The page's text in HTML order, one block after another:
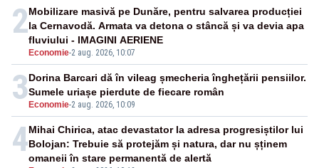
2
Economie-2 aug. 2026, 10:07
Mobilizare masivă pe Dunăre, pentru salvarea producției
la Cernavodă. Armata va detona o stâncă și va devia apa
fluviului - IMAGINI AERIENE
3 Economie-2 aug. 2026, 10:09
Dorina Barcari dă în vileag șmecheria înghețării pensiilor.
Sumele uriașe pierdute de fiecare român
4Mihai Chirica, atac devastator la adresa progresiștilor lui
Bolojan: Trebuie să protejăm și natura, dar nu șținem
omaneii în stare permanentă de alertă